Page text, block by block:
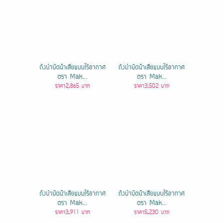
ถังบำบัดน้ําเสียแบบไร้อากาศ
ตรา Mak...
ราคา2,865 บาท
ถังบำบัดน้ําเสียแบบไร้อากาศ
ตรา Mak...
ราคา3,502 บาท
ถังบำบัดน้ําเสียแบบไร้อากาศ
ตรา Mak...
ราคา3,911 บาท
ถังบำบัดน้ําเสียแบบไร้อากาศ
ตรา Mak...
ราคา5,230 บาท